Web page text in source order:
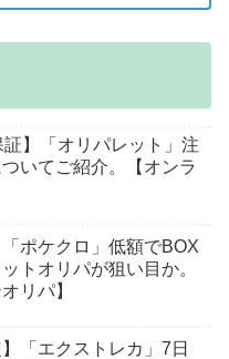
証】「オリパレット」注
いてご紹介。【オンラ
「ポケクロ」低額でBOX
トオリパが狙い目か。
リパ】
】「エクストレカ」7日